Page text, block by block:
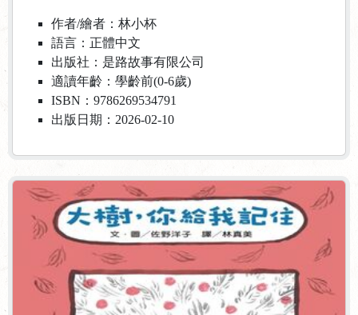
作者/繪者：林小杯
語言：正體中文
出版社：是路故事有限公司
適讀年齡：學齡前(0-6歲)
ISBN：9786269534791
出版日期：2026-02-10